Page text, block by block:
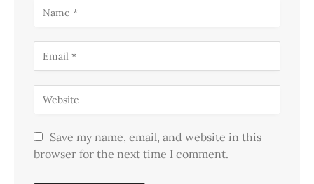
Save my name, email, and website in this
browser for the next time I comment.